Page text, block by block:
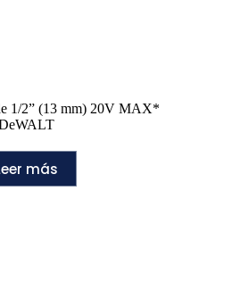
1/2” (13 mm) 20V MAX*
más